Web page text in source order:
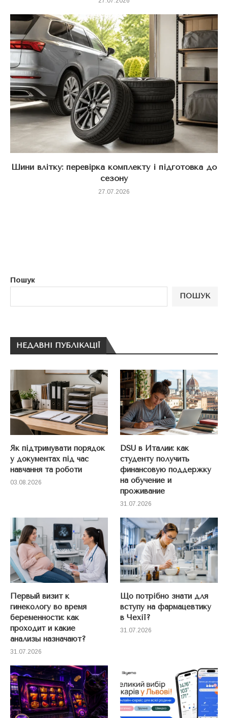
Шини влітку: перевірка комплекту і підготовка до
сезону
27.07.2026
Пошук
ПОШУК
НЕДАВНІ ПУБЛІКАЦІЇ
Як підтримувати порядок
у документах під час
навчання та роботи
03.08.2026
DSU в Италии: как
студенту получить
финансовую поддержку
на обучение и
проживание
31.07.2026
Первый визит к
гинекологу во время
беременности: как
проходит и какие
анализы назначают?
31.07.2026
Що потрібно знати для
вступу на фармацевтику
в Чехії?
31.07.2026